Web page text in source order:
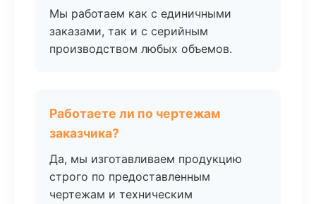
Мы работаем как с единичными
заказами, так и с серийным
производством любых объемов.
Работаете ли по чертежам
заказчика?
Да, мы изготавливаем продукцию
строго по предоставленным
чертежам и техническим